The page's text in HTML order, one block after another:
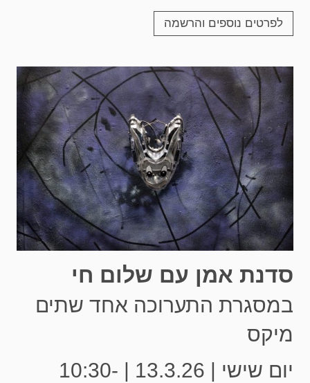
לפרטים נוספים והרשמה
סדנת אמן עם שלום חי
במסגרת התערוכה אחד שתים
מיקס
יום שישי | 13.3.26 | 10:30-